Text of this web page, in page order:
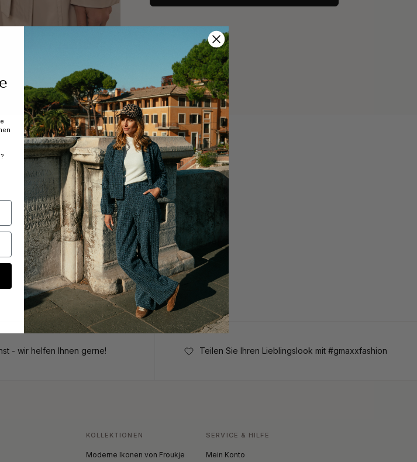
NEUE KOLLEKTION
ICH LIEBE MEIN LEBEN
AUSVERKAUF
Bis zu 60 % Rabatt
- wir helfen Ihnen gerne! Teilen Sie Ihren Lieblingslook mit #gmaxxfashion
KOLLEKTIONEN
Moderne Ikonen von Froukje
SERVICE & HILFE
Mein Konto